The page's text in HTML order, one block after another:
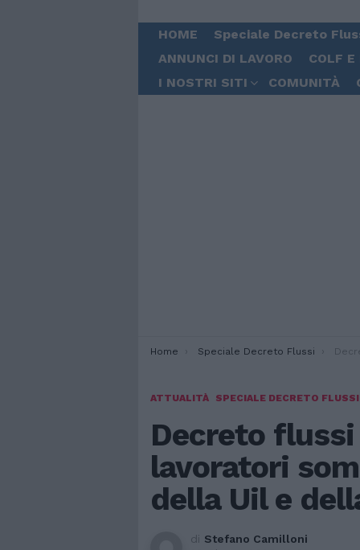
HOME Speciale Decreto
ANNUNCI DI LAVORO
COLF
I NOSTRI SITI
COMUNITÀ
You are here:
Home Speciale Decreto Flussi Decreto
ATTUALITÀ SPECIALE DECRETO FLUSSI
Decreto
lavoratori
della Uil e
di Stefano Camilloni